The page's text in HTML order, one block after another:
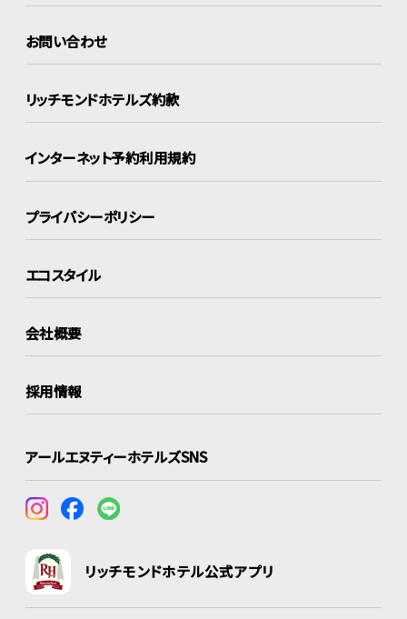
お問い合わせ
リッチモンドホテルズ約款
インターネット予約利用規約
プライバシーポリシー
エコスタイル
会社概要
採用情報
アールエヌティーホテルズSNS
リッチモンドホテル公式アプリ